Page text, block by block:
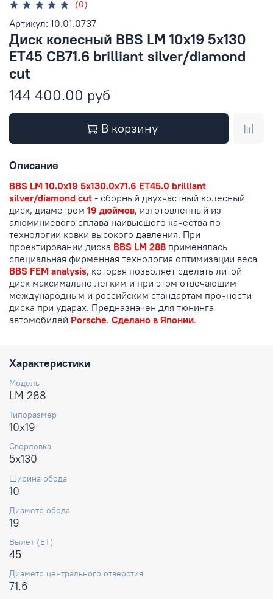
(0)
Артикул: 10.01.0737
Диск колесный BBS LM 10x19 5x130
ET45 CB71.6 brilliant silver/diamond
cut
144 400.00 руб
В корзину
Описание
BBS LM 10.0x19 5x130.0x71.6 ET45.0 brilliant
silver/diamond cut - сборный двухчастный колесный
диск, диаметром 19 дюймов, изготовленный из
алюминиевого сплава наивысшего качества по
технологии ковки высокого давления. При
проектировании диска BBS LM 288 применялась
специальная фирменная технология оптимизации веса
BBS FEM analysis, которая позволяет сделать литой
диск максимально легким и при этом отвечающим
международным и российским стандартам прочности
диска при ударах. Предназначен для тюнинга
автомобилей Porsche. Сделано в Японии.
Характеристики
Модель
LM 288
Типоразмер
10x19
Сверловка
5x130
Ширина обода
10
Диаметр обода
19
Вылет (ET)
45
Диаметр центрального отверстия
71.6